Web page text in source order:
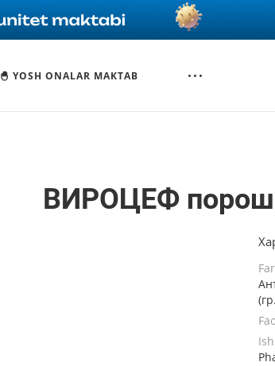
🐣 YOSH ONALAR MAKTAB
ВИРОЦЕФ